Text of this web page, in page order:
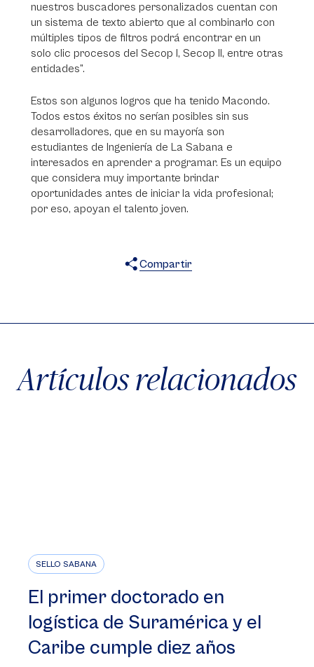
nuestros buscadores personalizados cuentan con
un sistema de texto abierto que al combinarlo con
múltiples tipos de filtros podrá encontrar en un
solo clic procesos del Secop I, Secop II, entre otras
entidades”.
Estos son algunos logros que ha tenido Macondo.
Todos estos éxitos no serían posibles sin sus
desarrolladores, que en su mayoría son
estudiantes de Ingeniería de La Sabana e
interesados en aprender a programar. Es un equipo
que considera muy importante brindar
oportunidades antes de iniciar la vida profesional;
por eso, apoyan el talento joven.
Compartir
Artículos relacionados
SELLO SABANA
El primer doctorado en
logística de Suramérica y el
Caribe cumple diez años